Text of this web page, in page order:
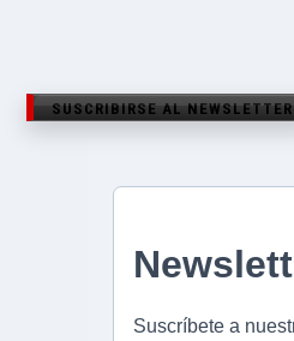
SUSCRIBIRSE AL NEWSLETTER